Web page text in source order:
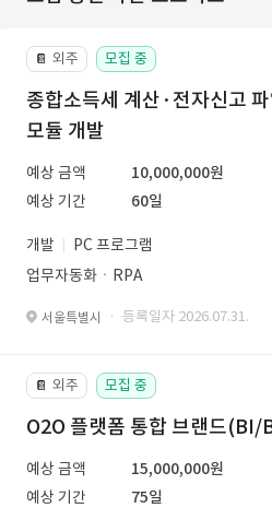
📔 외주 모집 중
종합소득세 계산·전자신고
모듈 개발
예상 금액
10,000,000원
예상 기간
60일
개발
PC 프로그램
업무자동화ㆍRPA
서울특별시 · 등록일자 2026.07.31.
📔 외주 모집 중
O2O 플랫폼 통합 브랜드(BI/
예상 금액
15,000,000원
예상 기간
75일